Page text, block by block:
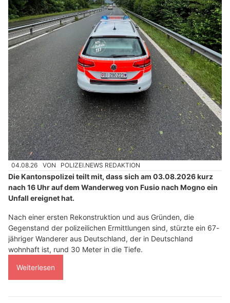
04.08.26 VON POLIZEI.NEWS REDAKTION
Die Kantonspolizei teilt mit, dass sich am 03.08.2026 kurz
nach 16 Uhr auf dem Wanderweg von Fusio nach Mogno ein
Unfall ereignet hat.
Nach einer ersten Rekonstruktion und aus Gründen, die
Gegenstand der polizeilichen Ermittlungen sind, stürzte ein 67-
jähriger Wanderer aus Deutschland, der in Deutschland
wohnhaft ist, rund 30 Meter in die Tiefe.
Weiterlesen